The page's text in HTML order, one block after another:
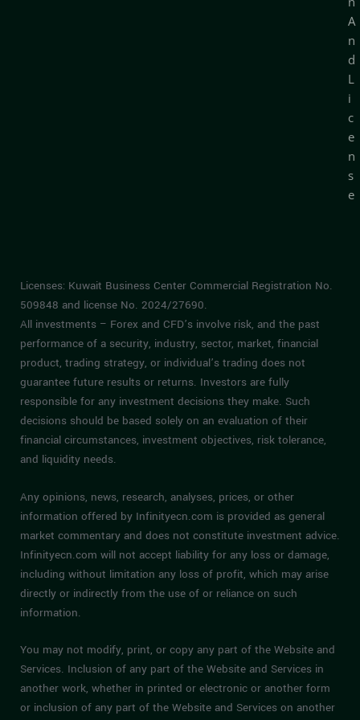
A
n
d
L
i
c
e
n
s
e
Licenses: Kuwait Business Center Commercial Registration No.
509848 and license No. 2024/27690.
All investments – Forex and CFD’s involve risk, and the past
performance of a security, industry, sector, market, financial
product, trading strategy, or individual’s trading does not
guarantee future results or returns. Investors are fully
responsible for any investment decisions they make. Such
decisions should be based solely on an evaluation of their
financial circumstances, investment objectives, risk tolerance,
and liquidity needs.
Any opinions, news, research, analyses, prices, or other
information offered by Infinityecn.com is provided as general
market commentary and does not constitute investment advice.
Infinityecn.com will not accept liability for any loss or damage,
including without limitation any loss of profit, which may arise
directly or indirectly from the use of or reliance on such
information.
You may not modify, print, or copy any part of the Website and
Services. Inclusion of any part of the Website and Services in
another work, whether in printed or electronic or another form
or inclusion of any part of the Website and Services on another